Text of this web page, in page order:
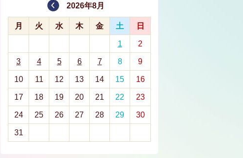
2026年8月
月 火 水 木 金 土 日
1 2
3 4 5 6 7 8 9
10 11 12 13 14 15 16
17 18 19 20 21 22 23
24 25 26 27 28 29 30
31